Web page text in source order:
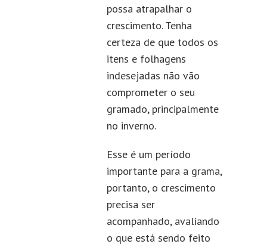
possa atrapalhar o
crescimento. Tenha
certeza de que todos os
itens e folhagens
indesejadas não vão
comprometer o seu
gramado, principalmente
no inverno.
Esse é um período
importante para a grama,
portanto, o crescimento
precisa ser
acompanhado, avaliando
o que está sendo feito